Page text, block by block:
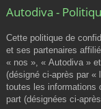
Autodiva -
Cette politique de
et ses partenaires
« nos », « Autodiva »
(désigné ci-après par
toutes les informations
part (désignées ci-